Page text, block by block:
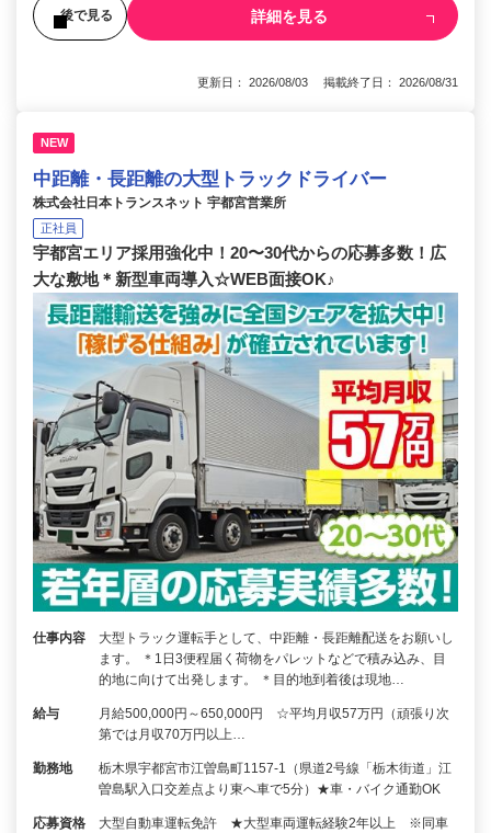
後で見る 詳細を見る
更新日： 2026/08/03 掲載終了日： 2026/08/31
NEW
中距離・長距離の大型トラックドライバー
株式会社日本トランスネット 宇都宮営業所
正社員
宇都宮エリア採用強化中！20〜30代からの応募多数！広
大な敷地＊新型車両導入☆WEB面接OK♪
仕事内容
大型トラック運転手として、中距離・長距離配送をお願いし
ます。 ＊1日3便程届く荷物をパレットなどで積み込み、目
的地に向けて出発します。 ＊目的地到着後は現地…
給与
月給500,000円～650,000円 ☆平均月収57万円（頑張り次
第では月収70万円以上…
勤務地
栃木県宇都宮市江曽島町1157-1（県道2号線「栃木街道」江
曽島駅入口交差点より東へ車で5分）★車・バイク通勤OK
応募資格
大型自動車運転免許 ★大型車両運転経験2年以上 ※同車